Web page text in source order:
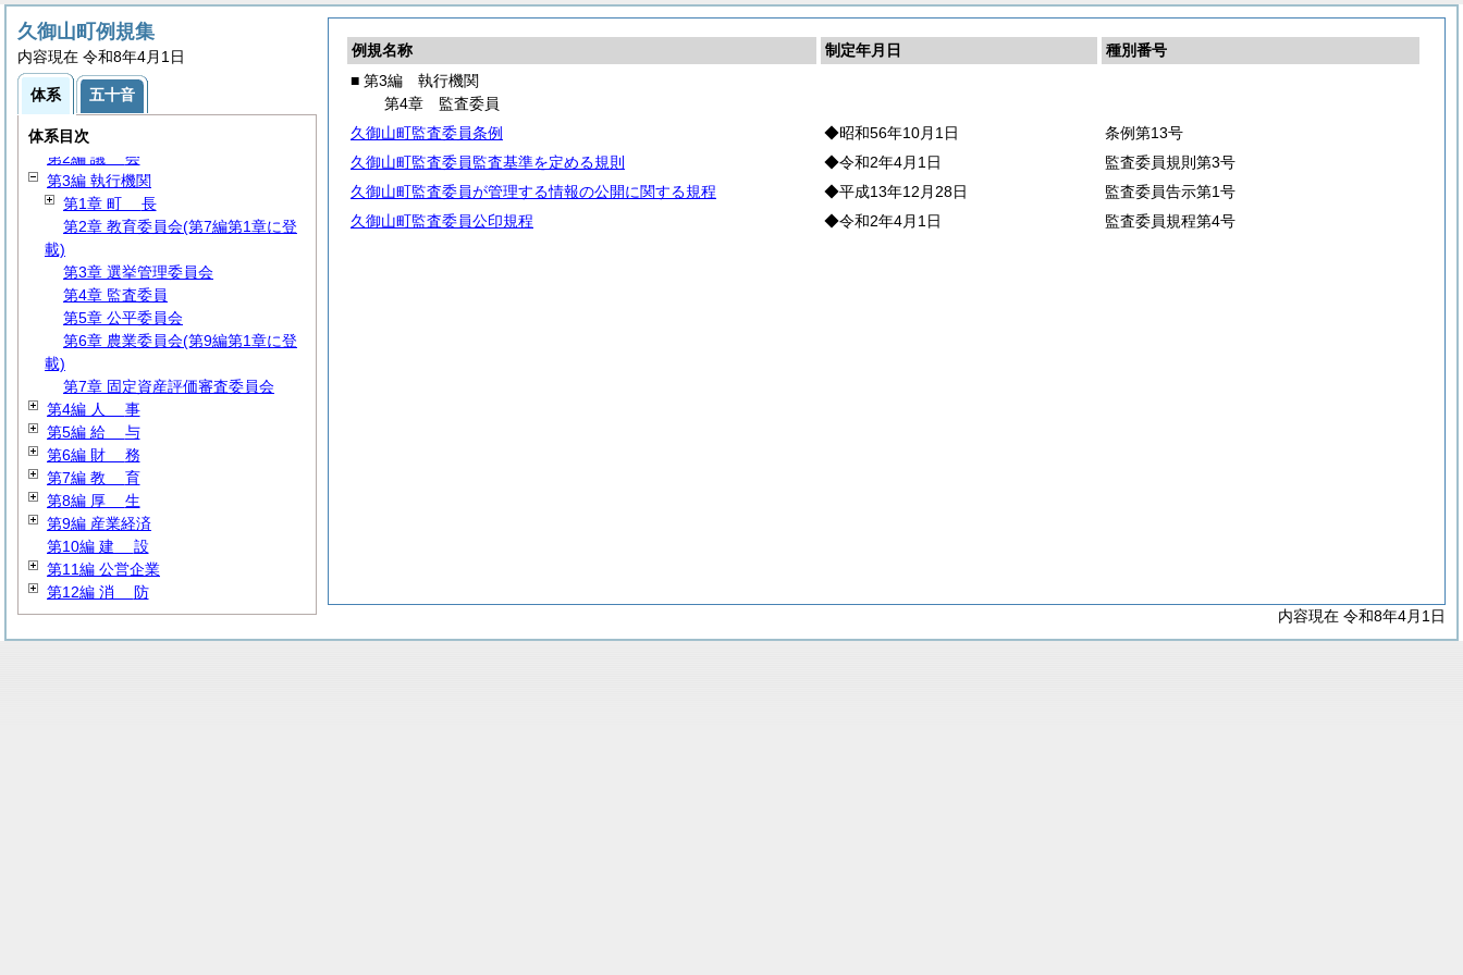
例規名称 制定年月日
種別番号
■ 第3編 執行機関
第4章 監査委員
久御山町監査委員条例
◆昭和56年10月1日
条例第13号
久御山町監査委員監査基準を定める規則
◆令和2年4月1日
監査委員規則第3号
久御山町監査委員が管理する情報の公開に関する規程
◆平成13年12月28日
監査委員告示第1号
久御山町監査委員公印規程
◆令和2年4月1日 監査委員規程第4号
内容現在 令和8年4月1日
久御山町例規集
内容現在 令和8年4月1日
体系 五十音
体系目次
第1編
第2編 議 会
第3編 執行機関
第1章 町 長
第2章 教育委員会(第7編第1章に登
載)
第3章 選挙管理委員会
第4章 監査委員
第5章 公平委員会
第6章 農業委員会(第9編第1章に登
載)
第7章 固定資産評価審査委員会
第4編 人 事
第5編 給 与
第6編 財 務
第7編 教 育
第8編 厚 生
第9編 産業経済
第10編 建 設
第11編 公営企業
第12編 消 防